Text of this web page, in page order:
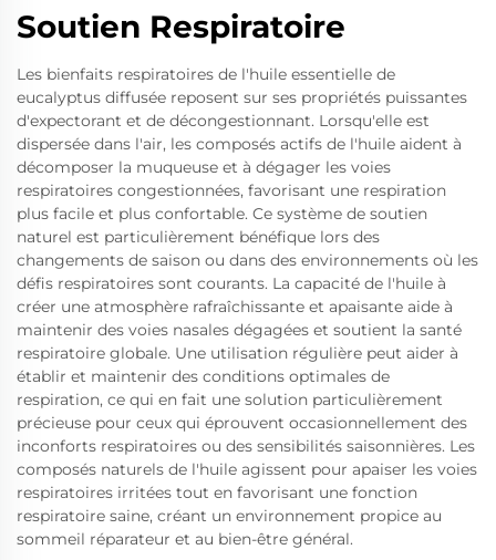
Soutien Respiratoire
Les bienfaits respiratoires de l'huile essentielle de
eucalyptus diffusée reposent sur ses propriétés puissantes
d'expectorant et de décongestionnant. Lorsqu'elle est
dispersée dans l'air, les composés actifs de l'huile aident à
décomposer la muqueuse et à dégager les voies
respiratoires congestionnées, favorisant une respiration
plus facile et plus confortable. Ce système de soutien
naturel est particulièrement bénéfique lors des
changements de saison ou dans des environnements où les
défis respiratoires sont courants. La capacité de l'huile à
créer une atmosphère rafraîchissante et apaisante aide à
maintenir des voies nasales dégagées et soutient la santé
respiratoire globale. Une utilisation régulière peut aider à
établir et maintenir des conditions optimales de
respiration, ce qui en fait une solution particulièrement
précieuse pour ceux qui éprouvent occasionnellement des
inconforts respiratoires ou des sensibilités saisonnières. Les
composés naturels de l'huile agissent pour apaiser les voies
respiratoires irritées tout en favorisant une fonction
respiratoire saine, créant un environnement propice au
sommeil réparateur et au bien-être général.